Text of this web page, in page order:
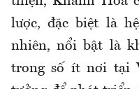
lược, đặc biệt là
nhiên, nổi bật là
trong số ít nơi tại